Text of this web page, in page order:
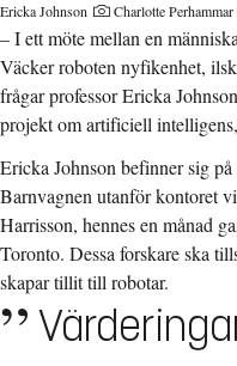
Ericka Johnson Charlotte Perhammar
– I ett möte mellan en
Väcker roboten nyfikenhet,
frågar professor Ericka
projekt om artificiell
Ericka Johnson befinner sig
Barnvagnen utanför kontoret
Harrisson, hennes en månad
Toronto. Dessa forskare ska
skapar tillit till robotar.